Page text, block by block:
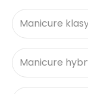
Manicure
Manicure